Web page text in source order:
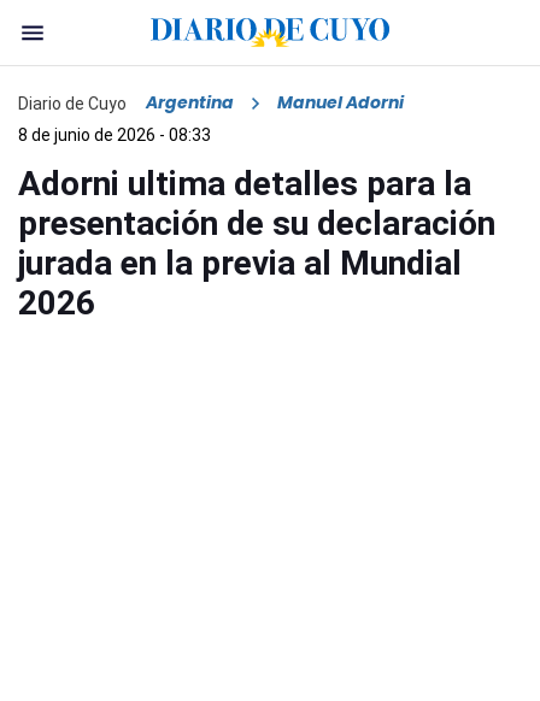
Diario de Cuyo Argentina Manuel Adorni
8 de junio de 2026 - 08:33
Adorni ultima detalles para la
presentación de su declaración
jurada en la previa al Mundial
2026